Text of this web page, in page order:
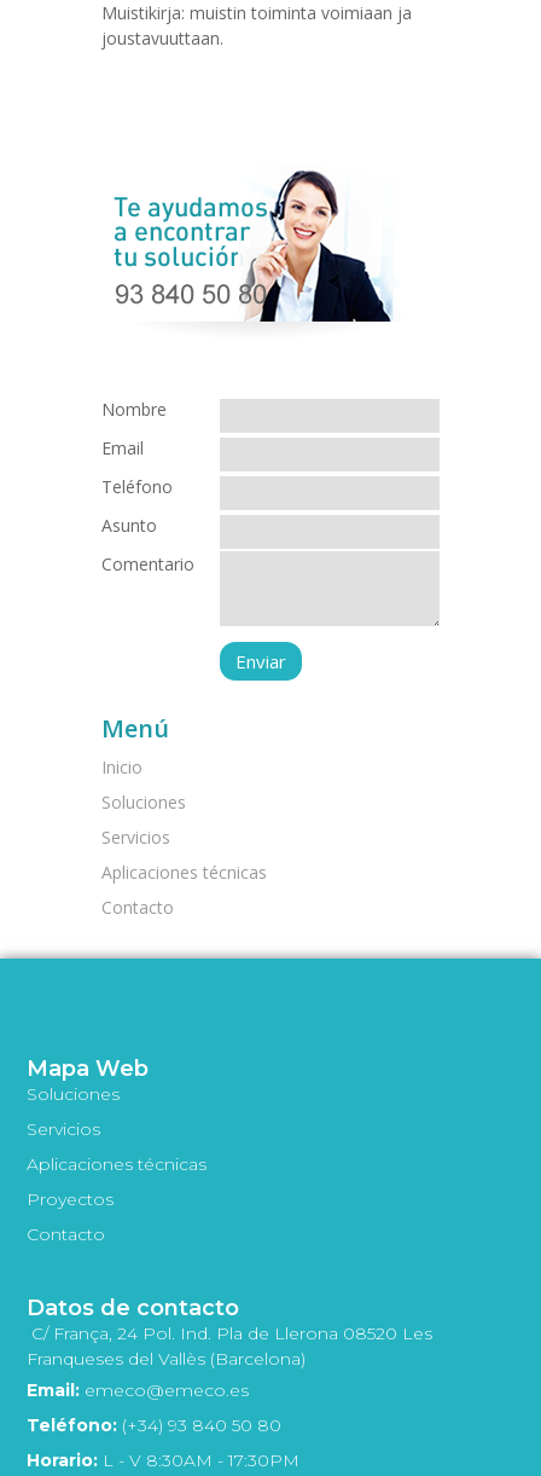
Muistikirja: muistin toiminta voimiaan ja
joustavuuttaan.
Nombre
Email
Teléfono
Asunto
Comentario
Menú
Inicio
Soluciones
Servicios
Aplicaciones técnicas
Contacto
Mapa Web
Soluciones
Servicios
Aplicaciones técnicas
Proyectos
Contacto
Datos de contacto
C/ França, 24 Pol. Ind. Pla de Llerona 08520 Les
Franqueses del Vallès (Barcelona)
Email: emeco@emeco.es
Teléfono: (+34) 93 840 50 80
Horario: L - V 8:30AM - 17:30PM